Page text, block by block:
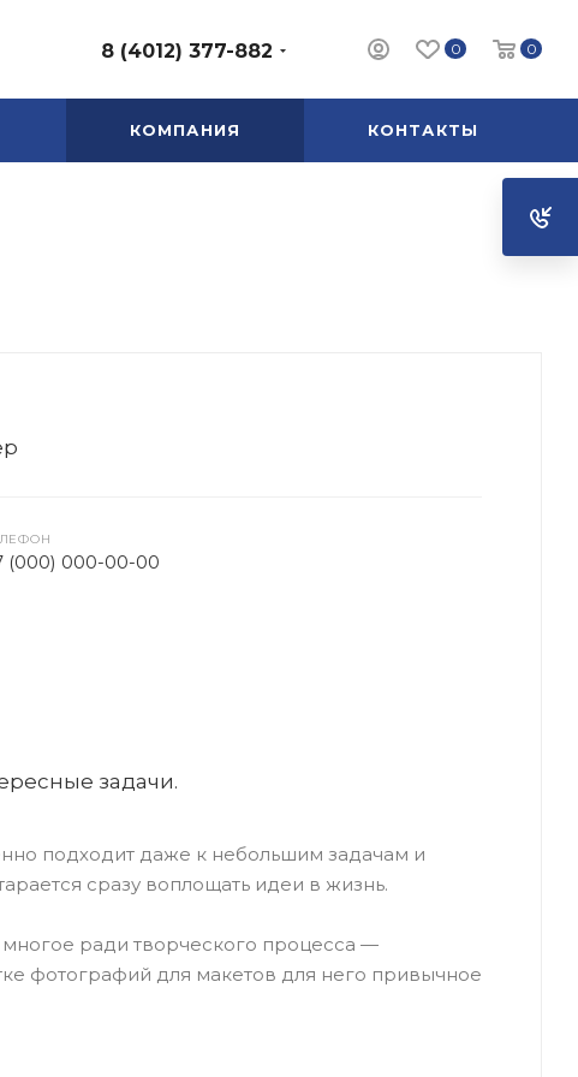
0 0
8 (4012) 377-882
КОМПАНИЯ КОНТАКТЫ
(000) 000-00-00
задачи.
подходит даже к небольшим задачам и
сразу воплощать идеи в жизнь.
ради творческого процесса —
фотографий для макетов для него привычное